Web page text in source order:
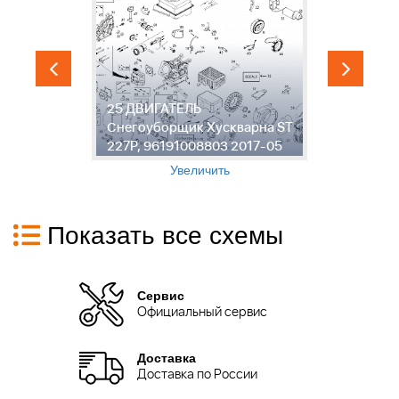
25 ДВИГАТЕЛЬ
Снегоуборщик Хускварна ST
227P, 96191008803 2017-05
Увеличить
Показать все схемы
Сервис
Официальный сервис
Доставка
Доставка по России